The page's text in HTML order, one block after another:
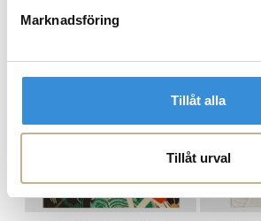
Marknadsföring
Tillåt alla
Tillåt urval
MER FRÅN DEDAR